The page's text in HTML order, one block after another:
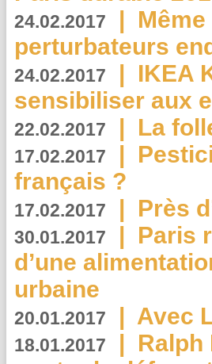
24.02.2017 |
perturbateurs
24.02.2017 | IKEA
sensibiliser aux
22.02.2017 | La
17.02.2017 |
français ?
17.02.2017 | Près
30.01.2017 | Paris
d’une
urbaine
20.01.2017 | Avec
18.01.2017 | Ralph